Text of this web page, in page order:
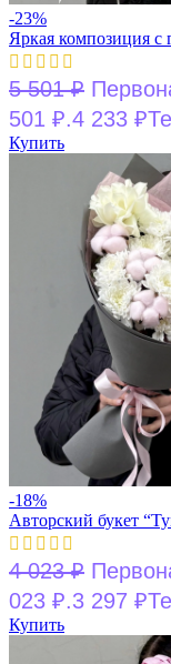
-23%
Яркая композиция с
5 501₽
501 ₽.4 233 ₽
Купить
-18%
Авторский букет
4 023₽
023 ₽.3 297 ₽
Купить